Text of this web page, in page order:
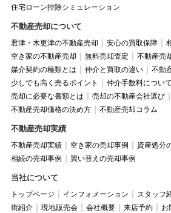
住宅ローン控除シミュレーション
不動産売却について
君津・木更津の不動産売却 安心の買取保障
空き家の不動産売却
無料売却査定 不動産売
媒介契約の種類とは
仲介と買取の違い
不動
少しでも高く売るポイント
仲介手数料について
売却に必要な書類とは
売却の不動産会社選び
不動産売却価格の決め方
不動産売却コラム
不動産売却実績
不動産売却実績 空き家の売却事例
資産処分
相続の売却事例
買い替えの売却事例
当社について
トップページ インフォメーション スタッフ
街紹介
現地販売会 会社概要 来店予約
お